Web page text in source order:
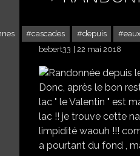
cascades depuis eaux
bebert33
22 mai 2018
Donc, après le bon
lac " le Valentin " est
lac !! je trouve cette
limpidité waouh !!!
a pourtant du fond ,